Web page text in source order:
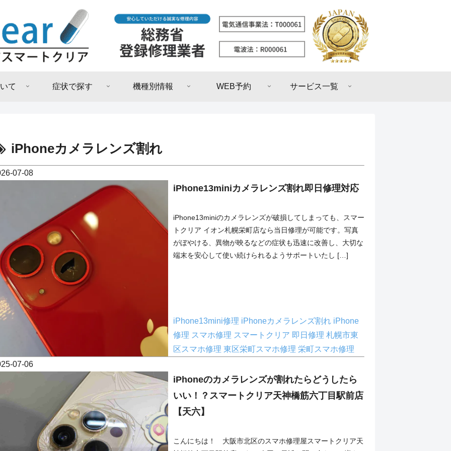
て 症状で探す 機種別情報 WEB予約 サービス一覧
iPhoneカメラレンズ割れ
07-08
iPhone13miniカメラレンズ割れ即日修理対応
iPhone13miniのカメラレンズが破損してしまっても、スマー
トクリア イオン札幌栄町店なら当日修理が可能です。写真
がぼやける、異物が映るなどの症状も迅速に改善し、大切な
端末を安心して使い続けられるようサポートいたし […]
iPhone13mini修理 iPhoneカメラレンズ割れ iPhone
修理 スマホ修理 スマートクリア 即日修理 札幌市東
区スマホ修理 東区栄町スマホ修理 栄町スマホ修理
07-06
iPhoneのカメラレンズが割れたらどうしたら
いい！？スマートクリア天神橋筋六丁目駅前店
【天六】
こんにちは！ 大阪市北区のスマホ修理屋スマートクリア天